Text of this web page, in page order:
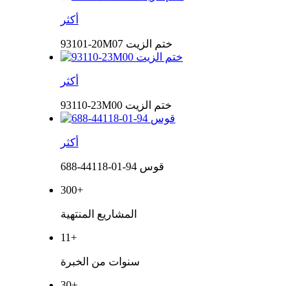
أكثر
93101-20M07 ختم الزيت
أكثر
93110-23M00 ختم الزيت
أكثر
688-44118-01-94 قوس
300+
المشاريع المنتهية
11+
سنوات من الخبرة